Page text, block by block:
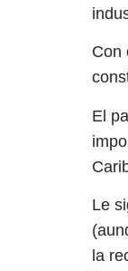
Con
El
Le
la